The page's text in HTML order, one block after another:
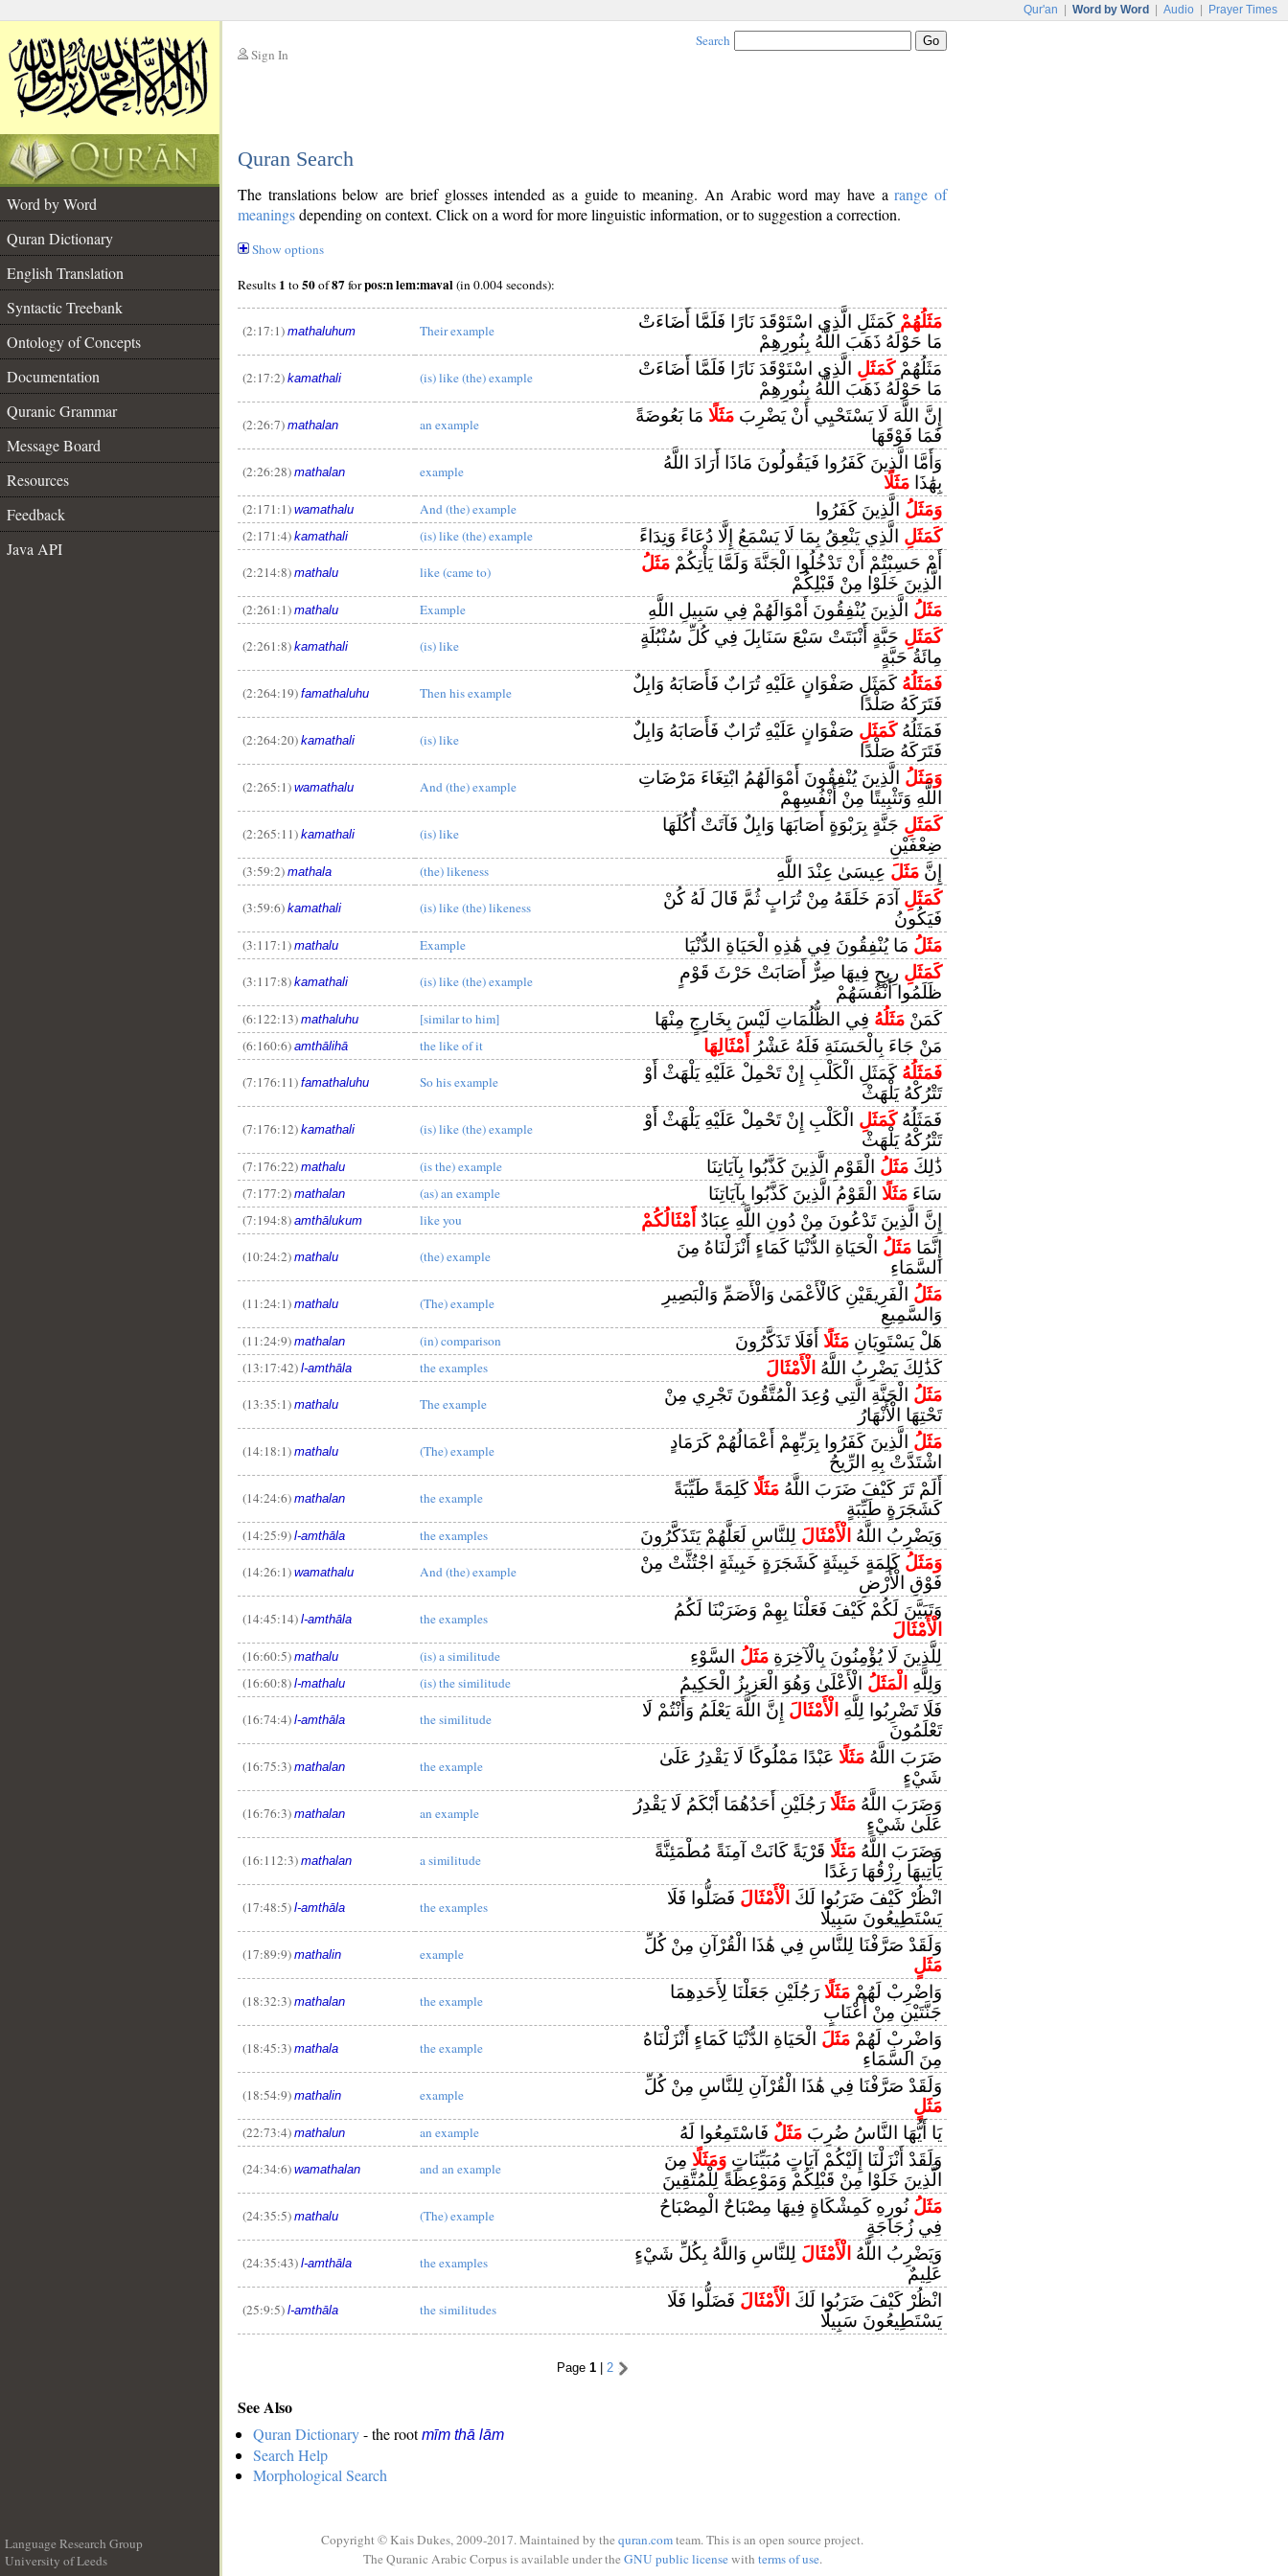
Qur'an Word by Word Audio Prayer Times
Sign In
Search
Quran Search
Word by Word
Quran Dictionary
English Translation
Syntactic Treebank
Ontology of Concepts
Documentation
Quranic Grammar
Message Board
Resources
Feedback
Java API
The translations below are brief glosses intended as a guide to meaning. An Arabic word may have arange of
meaningsdepending on context. Click on a word for more linguistic information, or to suggestion a correction.
Show options
Results 1 to50of87forpos:n lem:maval(in 0.004 seconds):
(2:17:1) mathaluhum Their example مَثَلُهُمْ كَمَثَلِ الَّذِي اسْتَوْقَدَ نَارًا فَلَمَّا أَضَاءَتْ
مَا حَوْلَهُ ذَهَبَ اللَّهُ بِنُورِهِمْ
(2:17:2) kamathali (is) like (the) example مَثَلُهُمْكَمَثَلِ الَّذِي اسْتَوْقَدَ نَارًا فَلَمَّا أَضَاءَتْ
مَا حَوْلَهُ ذَهَبَ اللَّهُ بِنُورِهِمْ
(2:26:7) mathalan an example إِنَّ اللَّهَ لَا يَسْتَحْيِي أَنْ يَضْرِبَ مَثَلًا مَا بَعُوضَةً
فَمَا فَوْقَهَا
(2:26:28) mathalan example
وَأَمَّا الَّذِينَ كَفَرُوا فَيَقُولُونَ مَاذَا أَرَادَ اللَّهُ
بِهَٰذَا مَثَلًا
(2:171:1) wamathalu And (the) example وَمَثَلُ الَّذِينَ كَفَرُوا
(2:171:4) kamathali (is) like (the) example كَمَثَلِ الَّذِي يَنْعِقُ بِمَا لَا يَسْمَعُ إِلَّا دُعَاءً وَنِدَاءً
(2:214:8) mathalu like (came to) أَمْ حَسِبْتُمْ أَنْ تَدْخُلُوا الْجَنَّةَ وَلَمَّا يَأْتِكُمْ مَثَلُ
الَّذِينَ خَلَوْا مِنْ قَبْلِكُمْ
(2:261:1) mathalu Example مَثَلُ الَّذِينَ يُنْفِقُونَ أَمْوَالَهُمْ فِي سَبِيلِ اللَّهِ
(2:261:8) kamathali (is) like كَمَثَلِ حَبَّةٍ أَنْبَتَتْ سَبْعَ سَنَابِلَ فِي كُلِّ سُنْبُلَةٍ
مِائَةُ حَبَّةٍ
(2:264:19) famathaluhu Then his example فَمَثَلُهُ كَمَثَلِ صَفْوَانٍ عَلَيْهِ تُرَابٌ فَأَصَابَهُ وَابِلٌ
فَتَرَكَهُ صَلْدًا
(2:264:20) kamathali (is) like فَمَثَلُهُكَمَثَلِ صَفْوَانٍ عَلَيْهِ تُرَابٌ فَأَصَابَهُ وَابِلٌ
فَتَرَكَهُ صَلْدًا
(2:265:1) wamathalu And (the) example وَمَثَلُ الَّذِينَ يُنْفِقُونَ أَمْوَالَهُمُ ابْتِغَاءَ مَرْضَاتِ
اللَّهِ وَتَثْبِيتًا مِنْ أَنْفُسِهِمْ
(2:265:11) kamathali (is) like كَمَثَلِ جَنَّةٍ بِرَبْوَةٍ أَصَابَهَا وَابِلٌ فَآتَتْ أُكُلَهَا
ضِعْفَيْنِ
(3:59:2) mathala (the) likeness إِنَّ مَثَلَ عِيسَىٰ عِنْدَ اللَّهِ
(3:59:6) kamathali (is) like (the) likeness كَمَثَلِ آدَمَ خَلَقَهُ مِنْ تُرَابٍ ثُمَّ قَالَ لَهُ كُنْ
فَيَكُونُ
(3:117:1) mathalu Example مَثَلُ مَا يُنْفِقُونَ فِي هَٰذِهِ الْحَيَاةِ الدُّنْيَا
(3:117:8) kamathali (is) like (the) example كَمَثَلِ رِيحٍ فِيهَا صِرٌّ أَصَابَتْ حَرْثَ قَوْمٍ
ظَلَمُوا أَنْفُسَهُمْ
(6:122:13) mathaluhu [similar to him] كَمَنْ مَثَلُهُ فِي الظُّلُمَاتِ لَيْسَ بِخَارِجٍ مِنْهَا
(6:160:6) amthālihā the like of it مَنْ جَاءَ بِالْحَسَنَةِ فَلَهُ عَشْرُ أَمْثَالِهَا
(7:176:11) famathaluhu So his example فَمَثَلُهُ كَمَثَلِ الْكَلْبِ إِنْ تَحْمِلْ عَلَيْهِ يَلْهَثْ أَوْ
تَتْرُكْهُ يَلْهَثْ
(7:176:12) kamathali (is) like (the) example فَمَثَلُهُكَمَثَلِ الْكَلْبِ إِنْ تَحْمِلْ عَلَيْهِ يَلْهَثْ أَوْ
تَتْرُكْهُ يَلْهَثْ
(7:176:22) mathalu (is the) example ذَٰلِكَ مَثَلُ الْقَوْمِ الَّذِينَ كَذَّبُوا بِآيَاتِنَا
(7:177:2) mathalan (as) an example سَاءَ مَثَلًا الْقَوْمُ الَّذِينَ كَذَّبُوا بِآيَاتِنَا
(7:194:8) amthālukum like you إِنَّ الَّذِينَ تَدْعُونَ مِنْ دُونِ اللَّهِ عِبَادٌ أَمْثَالُكُمْ
(10:24:2) mathalu (the) example إِنَّمَا مَثَلُ الْحَيَاةِ الدُّنْيَا كَمَاءٍ أَنْزَلْنَاهُ مِنَ
السَّمَاءِ
(11:24:1) mathalu (The) example مَثَلُ الْفَرِيقَيْنِ كَالْأَعْمَىٰ وَالْأَصَمِّ وَالْبَصِيرِ
وَالسَّمِيعِ
(11:24:9) mathalan (in) comparison هَلْ يَسْتَوِيَانِ مَثَلًا أَفَلَا تَذَكَّرُونَ
(13:17:42) l-amthāla the examples كَذَٰلِكَ يَضْرِبُ اللَّهُ الْأَمْثَالَ
(13:35:1) mathalu The example مَثَلُ الْجَنَّةِ الَّتِي وُعِدَ الْمُتَّقُونَ تَجْرِي مِنْ
تَحْتِهَا الْأَنْهَارُ
(14:18:1) mathalu (The) example مَثَلُ الَّذِينَ كَفَرُوا بِرَبِّهِمْ أَعْمَالُهُمْ كَرَمَادٍ
اشْتَدَّتْ بِهِ الرِّيحُ
(14:24:6) mathalan the example أَلَمْ تَرَ كَيْفَ ضَرَبَ اللَّهُ مَثَلًا كَلِمَةً طَيِّبَةً
كَشَجَرَةٍ طَيِّبَةٍ
(14:25:9) l-amthāla the examples وَيَضْرِبُ اللَّهُ الْأَمْثَالَ لِلنَّاسِ لَعَلَّهُمْ يَتَذَكَّرُونَ
(14:26:1) wamathalu And (the) example وَمَثَلُ كَلِمَةٍ خَبِيثَةٍ كَشَجَرَةٍ خَبِيثَةٍ اجْتُثَّتْ مِنْ
فَوْقِ الْأَرْضِ
(14:45:14) l-amthāla the examples
وَتَبَيَّنَ لَكُمْ كَيْفَ فَعَلْنَا بِهِمْ وَضَرَبْنَا لَكُمُ
الْأَمْثَالَ
(16:60:5) mathalu (is) a similitude لِلَّذِينَ لَا يُؤْمِنُونَ بِالْآخِرَةِ مَثَلُ السَّوْءِ
(16:60:8) l-mathalu (is) the similitude وَلِلَّهِ الْمَثَلُ الْأَعْلَىٰ وَهُوَ الْعَزِيزُ الْحَكِيمُ
(16:74:4) l-amthāla the similitude فَلَا تَضْرِبُوا لِلَّهِ الْأَمْثَالَ إِنَّ اللَّهَ يَعْلَمُ وَأَنْتُمْ لَا
تَعْلَمُونَ
(16:75:3) mathalan the example ضَرَبَ اللَّهُ مَثَلًا عَبْدًا مَمْلُوكًا لَا يَقْدِرُ عَلَىٰ
شَيْءٍ
(16:76:3) mathalan an example وَضَرَبَ اللَّهُ مَثَلًارَجُلَيْنِ أَحَدُهُمَا أَبْكَمُ لَا يَقْدِرُ
عَلَىٰ شَيْءٍ
(16:112:3) mathalan a similitude وَضَرَبَ اللَّهُ مَثَلًا قَرْيَةً كَانَتْ آمِنَةً مُطْمَئِنَّةً
يَأْتِيهَا رِزْقُهَا رَغَدًا
(17:48:5) l-amthāla the examples انْظُرْ كَيْفَ ضَرَبُوا لَكَ الْأَمْثَالَ فَضَلُّوا فَلَا
يَسْتَطِيعُونَ سَبِيلًا
(17:89:9) mathalin example
وَلَقَدْ صَرَّفْنَا لِلنَّاسِ فِي هَٰذَا الْقُرْآنِ مِنْ كُلِّ
مَثَلٍ
(18:32:3) mathalan the example وَاضْرِبْ لَهُمْ مَثَلًارَجُلَيْنِ جَعَلْنَا لِأَحَدِهِمَا
جَنَّتَيْنِ مِنْ أَعْنَابٍ
(18:45:3) mathala the example وَاضْرِبْ لَهُمْ مَثَلَ الْحَيَاةِ الدُّنْيَا كَمَاءٍ أَنْزَلْنَاهُ
مِنَ السَّمَاءِ
(18:54:9) mathalin example
وَلَقَدْ صَرَّفْنَا فِي هَٰذَا الْقُرْآنِ لِلنَّاسِ مِنْ كُلِّ
مَثَلٍ
(22:73:4) mathalun an example يَا أَيُّهَا النَّاسُ ضُرِبَ مَثَلٌ فَاسْتَمِعُوا لَهُ
(24:34:6) wamathalan and an example وَلَقَدْ أَنْزَلْنَا إِلَيْكُمْ آيَاتٍ مُبَيِّنَاتٍ وَمَثَلًا مِنَ
الَّذِينَ خَلَوْا مِنْ قَبْلِكُمْ وَمَوْعِظَةً لِلْمُتَّقِينَ
(24:35:5) mathalu (The) example مَثَلُ نُورِهِ كَمِشْكَاةٍ فِيهَا مِصْبَاحٌ الْمِصْبَاحُ
فِي زُجَاجَةٍ
(24:35:43) l-amthāla the examples وَيَضْرِبُ اللَّهُ الْأَمْثَالَ لِلنَّاسِ وَاللَّهُ بِكُلِّ شَيْءٍ
عَلِيمٌ
(25:9:5) l-amthāla the similitudes انْظُرْ كَيْفَ ضَرَبُوا لَكَ الْأَمْثَالَ فَضَلُّوا فَلَا
يَسْتَطِيعُونَ سَبِيلًا
Page 1| 2
See Also
Quran Dictionary- the rootmīm thā lām
Search Help
Morphological Search
Language Research Group
University of Leeds
Copyright © Kais Dukes, 2009-2017. Maintained by the quran.comteam. This is an open source project.
The Quranic Arabic Corpus is available under the GNU public licensewith terms of use.